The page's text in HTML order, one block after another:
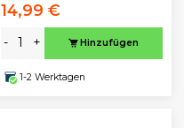
14,99 €
- + Hinzufügen
1-2 Werktagen